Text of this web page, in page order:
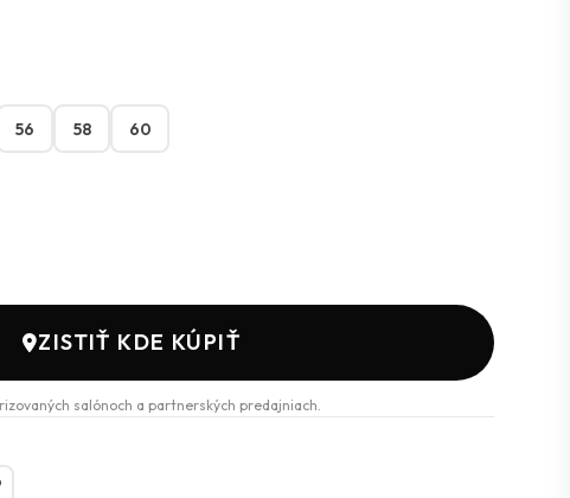
56 58 60
ZISTIŤ KDE KÚPIŤ
salónoch a partnerských predajniach.